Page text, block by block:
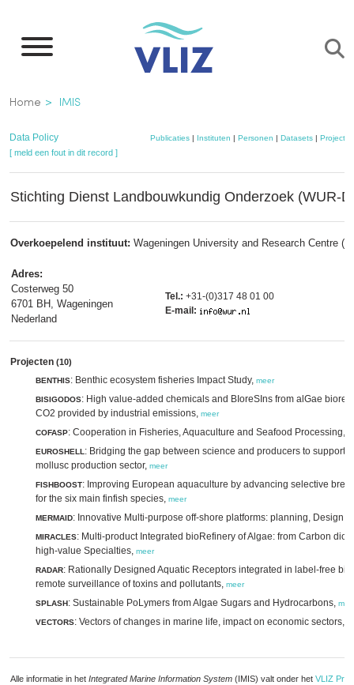
naar
inhoud
gaan
Kruimelpad
Home IMIS
Data Policy Publicaties| Instituten | Personen | Datasets| Projecten
[ meld een fout in dit record ]
Stichting Dienst Landbouwkundig Onderzoek (WUR-
Overkoepelend instituut: Wageningen University and Research Centre
Adres:
Costerweg 50
6701 BH, Wageningen
Nederland
Tel.: +31-(0)317 48 01 00
E-mail:
Projecten (10)
BENTHIS: Benthic ecosystem fisheries Impact Study, meer
BISIGODOS: High value-added chemicals and BIoreSIns from alGae
CO2 provided by industrial emissions, meer
COFASP: Cooperation in Fisheries, Aquaculture and Seafood Processing,
EUROSHELL : Bridging the gap between science and producers to support
mollusc production sector, meer
FISHBOOST: Improving European aquaculture by advancing selective
for the six main finfish species, meer
MERMAID: Innovative Multi-purpose off-shore platforms: planning, Design
MIRACLES: Multi-product Integrated bioRefinery of Algae: from Carbon
high-value Specialties, meer
RADAR: Rationally Designed Aquatic Receptors integrated in label-free
remote surveillance of toxins and pollutants, meer
SPLASH: Sustainable PoLymers from Algae Sugars and Hydrocarbons,
VECTORS: Vectors of changes in marine life, impact on economic sectors,
Alle informatie in het Integrated Marine Information System (IMIS) valt onder het VLIZ